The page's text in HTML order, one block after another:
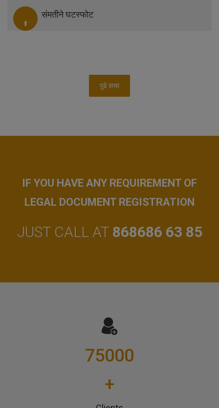
संमतीने घटस्फोट
पुढे वाचा
IF YOU HAVE ANY REQUIREMENT OF
LEGAL DOCUMENT REGISTRATION
JUST CALL AT 868686 63 85
75000
+